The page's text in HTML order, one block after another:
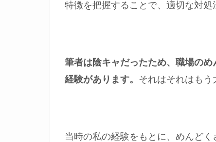
特徴を把握することで、適切な対処
筆者は陰キャだったため、職場の
経験があります。 それはそれはもう
当時の私の経験をもとに、めんど